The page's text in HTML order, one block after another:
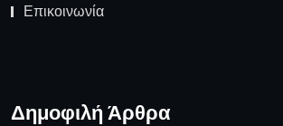
Επικοινωνία
Δημοφιλή Άρθρα